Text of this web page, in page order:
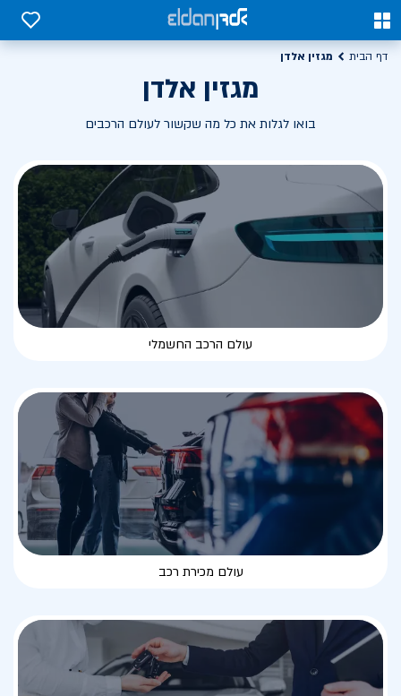
0
0
דף הבית מגזין אלדן
מגזין אלדן
בואו לגלות את כל מה שקשור לעולם הרכבים
עולם הרכב החשמלי
עולם מכירת רכב